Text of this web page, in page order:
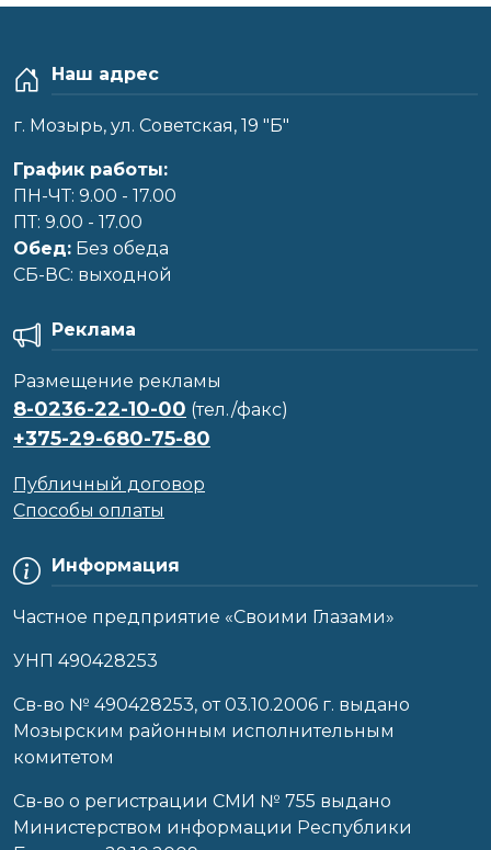
Наш адрес
г. Мозырь, ул. Советская, 19 "Б"
График работы:
ПН-ЧТ: 9.00 - 17.00
ПТ: 9.00 - 17.00
Обед: Без обеда
CБ-ВС: выходной
Информация
Частное предприятие «Своими Глазами»
УНП 490428253
Cв-во № 490428253, от 03.10.2006 г. выдано
Мозырским районным исполнительным
комитетом
Св-во о регистрации СМИ № 755 выдано
Министерством информации Республики
Реклама
Размещение рекламы
8-0236-22-10-00 (тел./факс)
+375-29-680-75-80
Публичный договор
Способы оплаты